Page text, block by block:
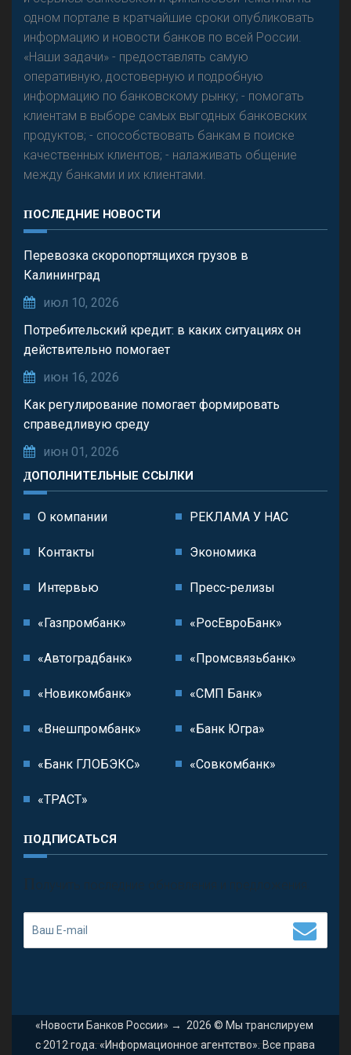
одном портале в кратчайшие сроки опубликовать
информацию и новости банков по всей России.
«Наши задачи» - предоставлять самую
оперативную, достоверную и подробную
информацию по банковскому рынку; - помогать
клиентам в выборе самых выгодных банковских
продуктов; - способствовать банкам в поиске
качественных клиентов; - налаживать общение
между банками и их клиентами.
ПОСЛЕДНИЕ НОВОСТИ
Перевозка скоропортящихся грузов в
Калининград
июл 10, 2026
Потребительский кредит: в каких ситуациях он
действительно помогает
июн 16, 2026
Как регулирование помогает формировать
справедливую среду
июн 01, 2026
ДОПОЛНИТЕЛЬНЫЕ ССЫЛКИ
О компании РЕКЛАМА У НАС
Контакты Экономика
Интервью Пресс-релизы
«Газпромбанк» «РосЕвроБанк»
«Автоградбанк» «Промсвязьбанк»
«Новикомбанк» «СМП Банк»
«Внешпромбанк» «Банк Югра»
«Банк ГЛОБЭКС» «Совкомбанк»
«ТРАСТ»
ПОДПИСАТЬСЯ
П олучить последние обновления и предложения.
«Новости Банков России» → 2026 © Мы транслируем
с 2012 года. «Информационное агентство». Все права